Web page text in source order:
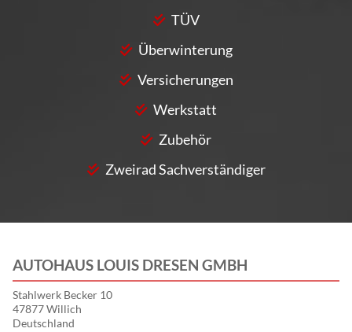
TÜV
Überwinterung
Versicherungen
Werkstatt
Zubehör
Zweirad Sachverständiger
AUTOHAUS LOUIS DRESEN GMBH
Stahlwerk Becker 10
47877 Willich
Deutschland